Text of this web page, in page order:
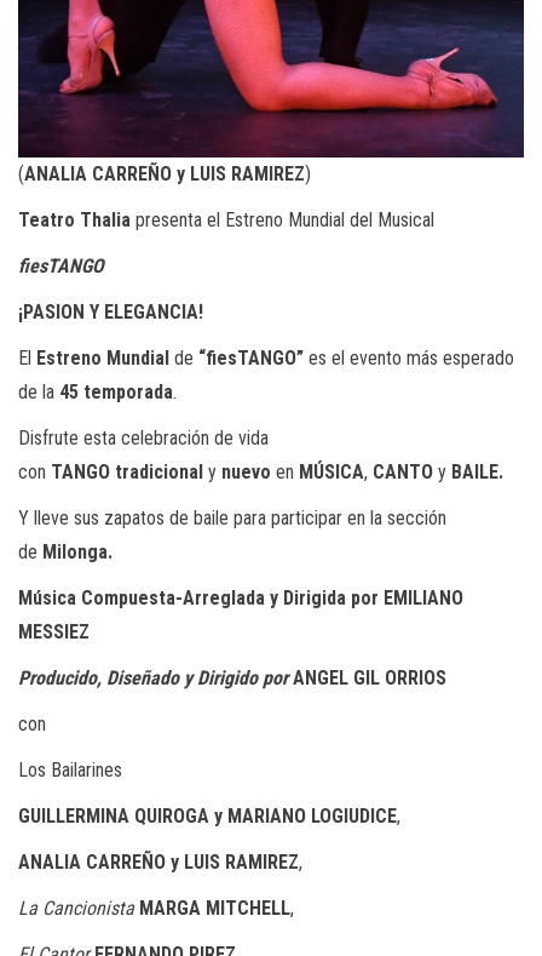
(ANALIA CARREÑO y LUIS RAMIREZ)
Teatro Thalia presenta el Estreno Mundial del Musical
fiesTANGO
¡PASION Y ELEGANCIA!
El Estreno Mundial de “fiesTANGO” es el evento más esperado
de la 45 temporada.
Disfrute esta celebración de vida
con TANGO tradicional y nuevo en MÚSICA, CANTO y BAILE.
Y lleve sus zapatos de baile para participar en la sección
de Milonga.
Música Compuesta-Arreglada y Dirigida por EMILIANO
MESSIEZ
Producido, Diseñado y Dirigido por ANGEL GIL ORRIOS
con
Los Bailarines
GUILLERMINA QUIROGA y MARIANO LOGIUDICE,
ANALIA CARREÑO y LUIS RAMIREZ,
La CancionistaMARGA MITCHELL,